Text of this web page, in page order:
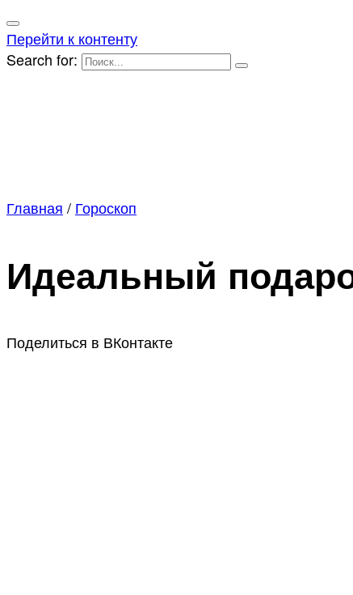
Перейти к контенту
Search for:
Главная / Гороскоп
Идеальный
Поделиться в ВКонтакте